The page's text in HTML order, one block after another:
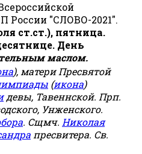
России "СЛОВО-2021".
ст.ст.), пятница.
День
маслом.
), матери Пресвятой
(икона)
девы, Тавеннской. Прп.
Унженского.
. Сщмч. Николая
пресвитера. Св.